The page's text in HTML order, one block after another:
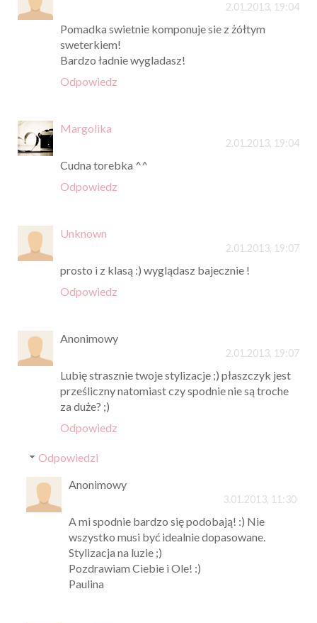
2.01.2013, 19:04
Pomadka swietnie komponuje sie z żółtym
sweterkiem!
Bardzo ładnie wygladasz!
Odpowiedz
Margolika
2.01.2013, 19:04
Cudna torebka ^^
Odpowiedz
Unknown
2.01.2013, 19:07
prosto i z klasą :) wyglądasz bajecznie !
Odpowiedz
Anonimowy
2.01.2013, 19:07
Lubię strasznie twoje stylizacje ;) płaszczyk jest
prześliczny natomiast czy spodnie nie są troche
za duże? ;)
Odpowiedz
Odpowiedzi
Anonimowy
3.01.2013, 11:30
A mi spodnie bardzo się podobają! :) Nie
wszystko musi być idealnie dopasowane.
Stylizacja na luzie ;)
Pozdrawiam Ciebie i Ole! :)
Paulina